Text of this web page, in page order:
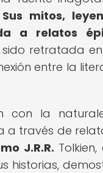
Sus mitos,
a relatos
retratada
entre la
con la
a través de
J.R.R.
historias,